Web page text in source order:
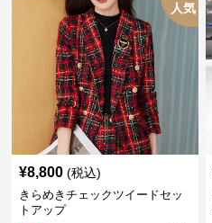
人気
¥8,800 (税込)
きらめきチェックツイードセッ
トアップ